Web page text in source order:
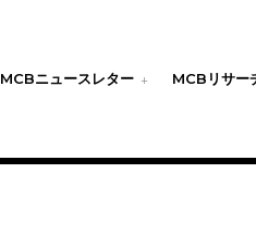
MCBニュースレター MCBリサー